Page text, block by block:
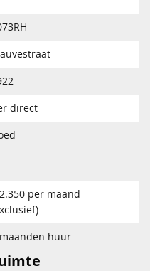
direct
per maand
huur